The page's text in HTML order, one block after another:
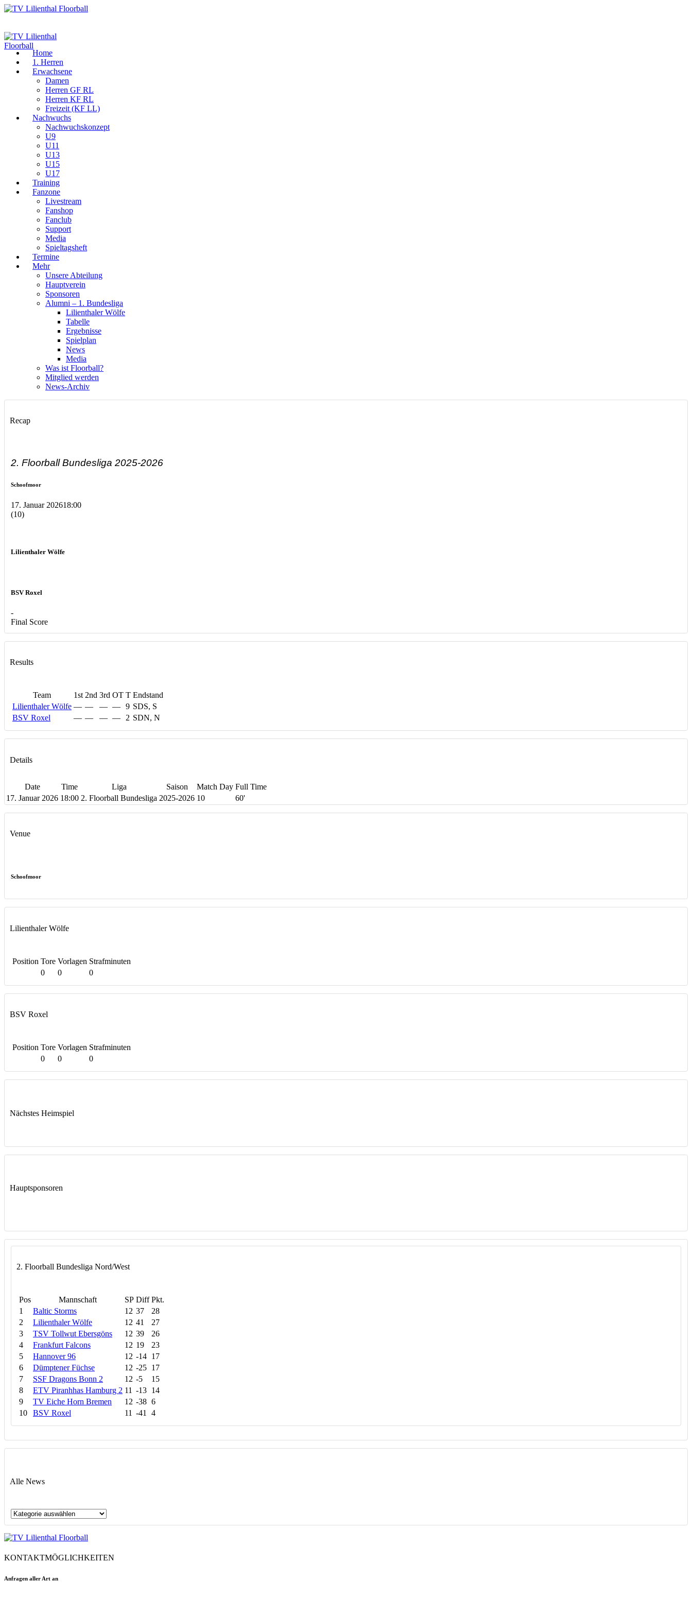
Home
1. Herren
Erwachsene
Damen
Herren GF RL
Herren KF RL
Freizeit (KF LL)
Nachwuchs
Nachwuchskonzept
U9
U11
U13
U15
U17
Training
Fanzone
Livestream
Fanshop
Fanclub
Support
Media
Spieltagsheft
Termine
Mehr
Unsere Abteilung
Hauptverein
Sponsoren
Alumni – 1. Bundesliga
Lilienthaler Wölfe
Tabelle
Ergebnisse
Spielplan
News
Media
Was ist Floorball?
Mitglied werden
News-Archiv
Recap
2. Floorball Bundesliga 2025-2026
Schoofmoor
17. Januar 202618:00
(10)
Lilienthaler Wölfe
BSV Roxel
-
Final Score
Results
Team 1st 2nd 3rd OT T Endstand
Lilienthaler Wölfe — — — — 9 SDS, S
BSV Roxel
— — — — 2 SDN, N
Details
Date Time Liga Saison Match Day Full Time
17. Januar 2026 18:00 2. Floorball Bundesliga 2025-2026 10 60'
Venue
Schoofmoor
Lilienthaler Wölfe
Position Tore Vorlagen Strafminuten
0
0 0
BSV Roxel
Position Tore Vorlagen Strafminuten
0
0 0
Nächstes Heimspiel
Hauptsponsoren
2. Floorball Bundesliga Nord/West
Pos Mannschaft SP Diff Pkt.
1
Baltic Storms 12 37
28
2
Lilienthaler Wölfe 12 41
27
3
TSV Tollwut Ebersgöns 12 39
26
4
Frankfurt Falcons 12 19
23
5
Hannover 96 12 -14 17
6
Dümptener Füchse 12 -25 17
7
SSF Dragons Bonn 2 12 -5
15
8
ETV Piranhhas Hamburg 2 11 -13 14
9
TV Eiche Horn Bremen 12 -38 6
10
BSV Roxel 11 -41 4
Alle News
Alle
KONTAKTMÖGLICHKEITEN
Anfragen aller Art an